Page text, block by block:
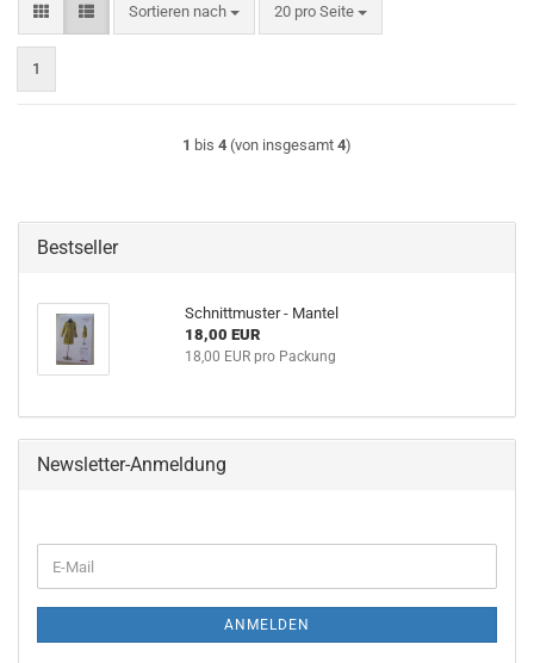
Sortieren nach
Sortieren nach 20 pro Seite
pro Seite
1
1 bis 4 (von insgesamt 4)
Bestseller
Schnittmuster - Mantel
18,00 EUR
18,00 EUR pro Packung
Newsletter-Anmeldung
ZUR
E-
Mail
ANMELDEN